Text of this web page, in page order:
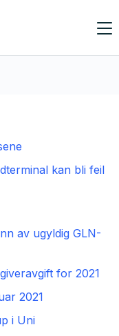
kan bli feil
av ugyldig GLN-
for 2021
2021
i Uni